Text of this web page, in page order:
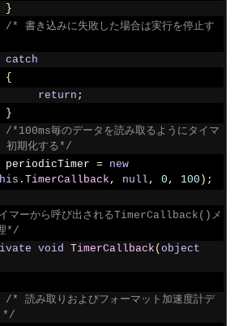
}
/* 書き込みに失敗した場合は実行を停止す
catch
{
return ;
}
/*100ms毎のデータを読み取るようにタイマ
初期化する*/
        periodicTimer
=
new
. TimerCallback , null , 0 , 100 );
マーから呼び出されるTimerCallback()メ
*/
void TimerCallback ( object
/* 読み取りおよびフォーマット加速度計デ
*/